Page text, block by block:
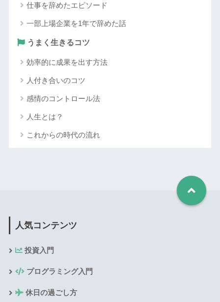
仕事を辞めたエピソード
一部上場企業を1年で辞めた話
うまく生きるコツ
効率的に成果を出す方法
人付き合いのコツ
感情のコントロール法
人生とは？
これからの時代の流れ
人気コンテンツ
投資入門
プログラミング入門
休日の過ごし方